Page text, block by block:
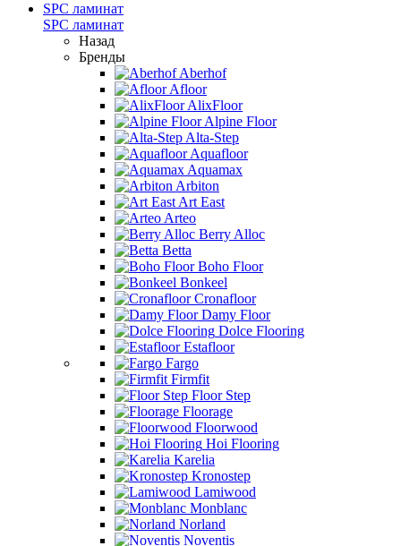
SPC ламинат
SPC ламинат
Назад
Бренды
Aberhof
Afloor
AlixFloor
Alpine Floor
Alta-Step
Aquafloor
Aquamax
Arbiton
Art East
Arteo
Berry Alloc
Betta
Boho Floor
Bonkeel
Cronafloor
Damy Floor
Dolce Flooring
Estafloor
Fargo
Firmfit
Floor Step
Floorage
Floorwood
Hoi Flooring
Karelia
Kronostep
Lamiwood
Monblanc
Norland
Noventis